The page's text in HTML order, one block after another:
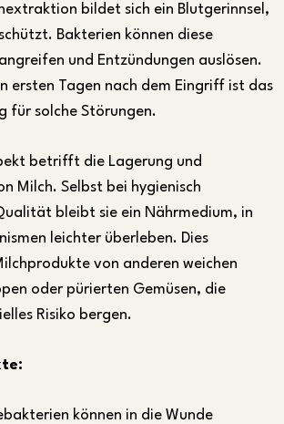
bildet sich ein Blutgerinnsel,
Bakterien können diese
und Entzündungen auslösen.
ersten Tagen nach dem Eingriff ist das
für solche Störungen.
betrifft die Lagerung und
Milch. Selbst bei hygienisch
bleibt sie ein Nährmedium, in
leichter überleben. Dies
von anderen weichen
oder pürierten Gemüsen, die
Risiko bergen.
können in die Wunde